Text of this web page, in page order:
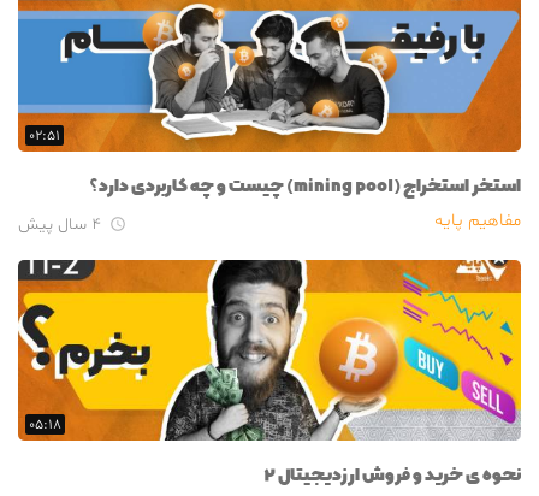
۰۲:۵۱
استخر استخراج (mining pool) چیست و چه کاربردی دارد؟
مفاهیم پایه ۴ سال پیش 
۰۵:۱۸
نحوه ی خرید و فروش ارزدیجیتال ۲